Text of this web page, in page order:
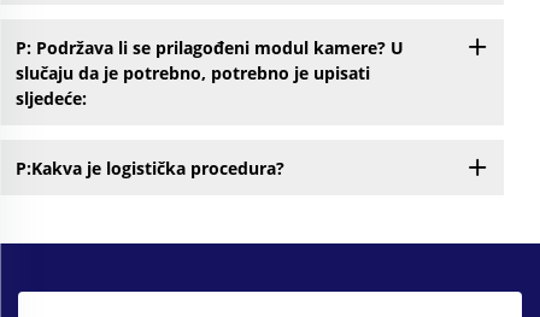
P: Podržava li se prilagođeni modul kamere? U
slučaju da je potrebno, potrebno je upisati
sljedeće:
P:Kakva je logistička procedura?